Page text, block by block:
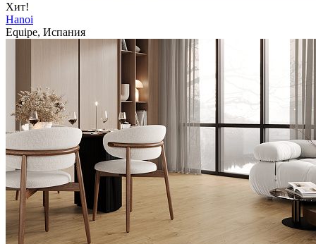
Хит!
Hanoi
Equipe, Испания